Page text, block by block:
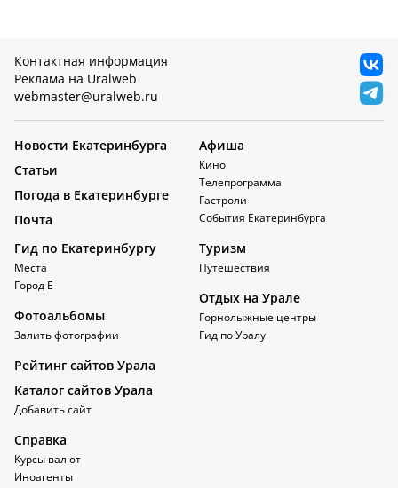
Контактная информация
Реклама на Uralweb
webmaster@uralweb.ru
Новости Екатеринбурга
Статьи
Погода в Екатеринбурге
Почта
Афиша
Кино
Телепрограмма
Гастроли
События Екатеринбурга
Гид по Екатеринбургу
Места
Город Е
Фотоальбомы
Залить фотографии
Туризм
Путешествия
Отдых на Урале
Горнолыжные центры
Гид по Уралу
Рейтинг сайтов Урала
Каталог сайтов Урала
Добавить сайт
Справка
Курсы валют
Иноагенты